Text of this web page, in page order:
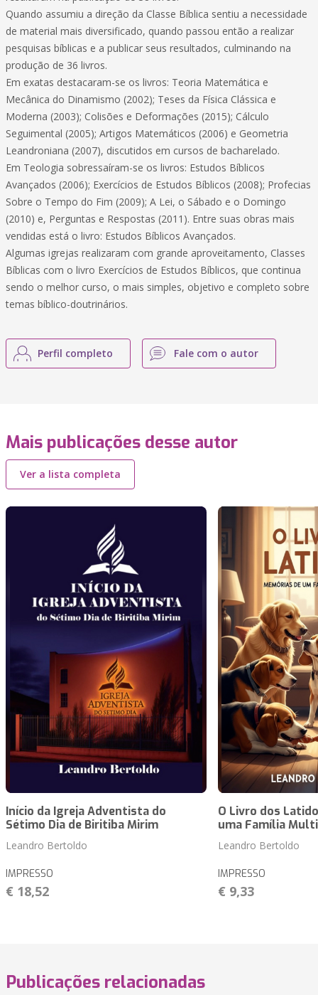
Quando assumiu a direção da Classe Bíblica sentiu a necessidade
de material mais diversificado, quando passou então a realizar
pesquisas bíblicas e a publicar seus resultados, culminando na
produção de 36 livros.
Em exatas destacaram-se os livros: Teoria Matemática e
Mecânica do Dinamismo (2002); Teses da Física Clássica e
Moderna (2003); Colisões e Deformações (2015); Cálculo
Seguimental (2005); Artigos Matemáticos (2006) e Geometria
Leandroniana (2007), discutidos em cursos de bacharelado.
Em Teologia sobressaíram-se os livros: Estudos Bíblicos
Avançados (2006); Exercícios de Estudos Bíblicos (2008); Profecias
Sobre o Tempo do Fim (2009); A Lei, o Sábado e o Domingo
(2010) e, Perguntas e Respostas (2011). Entre suas obras mais
vendidas está o livro: Estudos Bíblicos Avançados.
Algumas igrejas realizaram com grande aproveitamento, Classes
Bíblicas com o livro Exercícios de Estudos Bíblicos, que continua
sendo o melhor curso, o mais simples, objetivo e completo sobre
temas bíblico-doutrinários.
Perfil completo Fale com o autor
Mais publicações desse autor
Ver a lista completa
Início da Igreja Adventista do
Sétimo Dia de Biritiba Mirim
Leandro Bertoldo
IMPRESSO
€ 18,52
O Livro dos
uma Família
Leandro Bertoldo
IMPRESSO
€ 9,33
Publicações relacionadas